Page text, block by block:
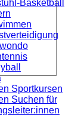
Basketball
Sportkursen
Suchen für